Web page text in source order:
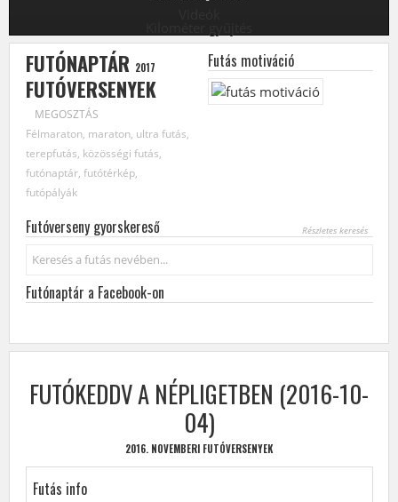
FUTÓNAPTÁR 2017
FUTÓVERSENYEK
MEGOSZTÁS
Félmaraton, maraton, ultra futás,
terepfutás, közösségi futás,
futónaptár, futótérkép,
futópályák
Futás motiváció
Futóverseny gyorskereső
Keresés...
Részletes keresés
Futónaptár a Facebook-on
FUTÓKEDDV A NÉPLIGETBEN (2016-10-
04)
2016. NOVEMBERI FUTÓVERSENYEK
Futás info